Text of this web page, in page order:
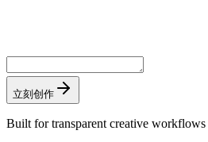
立刻创作
Built for transparent creative workflows